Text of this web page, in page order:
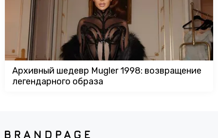
Архивный шедевр Mugler 1998: возвращение
легендарного образа